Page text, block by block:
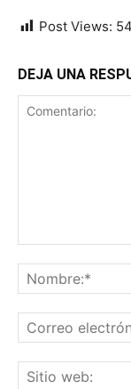
Post Views:
DEJA UNA